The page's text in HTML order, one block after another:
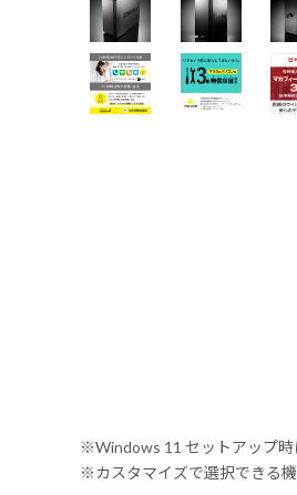
※Windows 11 セットアップ時
※カスタマイズで選択できる